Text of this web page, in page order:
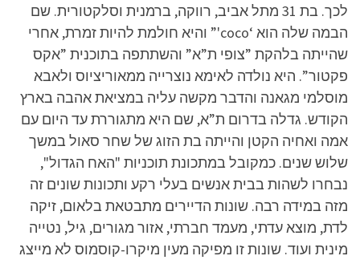
לכך. בת 31 מתל אביב, רווקה, ברמנית וסלקטורית. שם
הבמה שלה הוא ‘coco'” והיא חולמת להיות זמרת, אחרי
שהייתה בלהקת ”צופי ת”א” והשתתפה בתוכנית ”אקס
פקטור”. היא נולדה לאימא נוצרייה ממאוריציוס ולאבא
מוסלמי מגאנה והדבר מקשה עליה במציאת אהבה בארץ
הקודש. גדלה בדרום ת”א, שם היא מתגוררת עד היום עם
אמה ואחיה הקטן והייתה בת הזוג של שחר סאול במשך
שלוש שנים. כמקובל במתכונת תוכניות "האח הגדול",
נבחרו לשהות בבית אנשים בעלי רקע ותכונות שונים זה
מזה במידה רבה. שונות הדיירים מתבטאת בלאום, זיקה
לדת, מוצא עדתי, מעמד חברתי, אזור מגורים, גיל, נטייה
מינית ועוד. שונות זו מפיקה מעין מיקרו-קוסמוס לא מייצג